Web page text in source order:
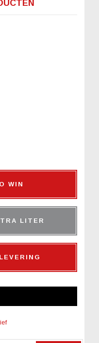
WIN
LITER